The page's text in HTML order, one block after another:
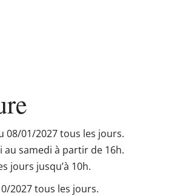
08/01/2027 tous les jours.
au samedi à partir de 16h.
jours jusqu’à 10h.
2027 tous les jours.